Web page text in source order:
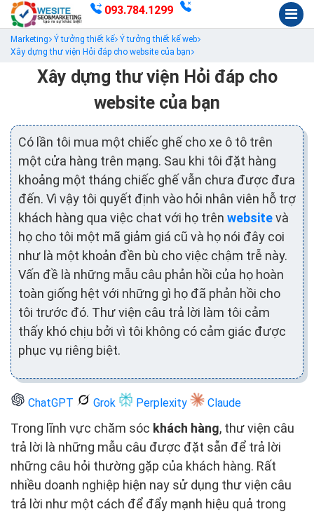
093.784.1299
Marketing Ý tưởng thiết kế Ý tưởng thiết kế web
Xây dựng thư viện Hỏi đáp cho website của bạn
Xây dựng thư viện Hỏi đáp cho
website của bạn
Có lần tôi mua một chiếc ghế cho xe ô tô trên
một cửa hàng trên mạng. Sau khi tôi đặt hàng
khoảng một tháng chiếc ghế vẫn chưa được đưa
đến. Vì vậy tôi quyết định vào hỏi nhân viên hỗ trợ
khách hàng qua việc chat với họ trên websitevà
họ cho tôi một mã giảm giá cũ và họ nói đây coi
như là một khoản đền bù cho việc chậm trễ này.
Vấn đề là những mẫu câu phản hồi của họ hoàn
toàn giống hệt với những gì họ đã phản hồi cho
tôi trước đó. Thư viện câu trả lời làm tôi cảm
thấy khó chịu bởi vì tôi không có cảm giác được
phục vụ riêng biệt.
ChatGPT Grok Perplexity Claude
Trong lĩnh vực chăm sóc khách hàng, thư viện câu
trả lời là những mẫu câu được đặt sẵn để trả lời
những câu hỏi thường gặp của khách hàng. Rất
nhiều doanh nghiệp hiện nay sử dụng thư viện câu
trả lời như một cách để đẩy mạnh hiệu quả trong